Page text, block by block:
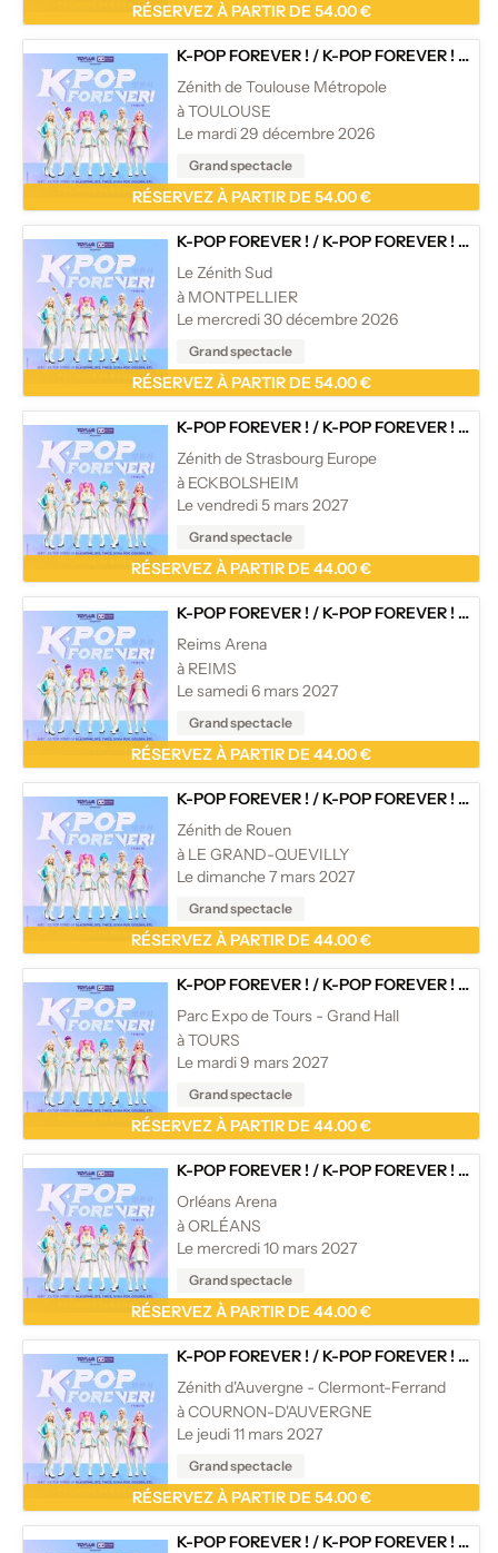
RÉSERVEZ À PARTIR DE 54.00 €
K-POP FOREVER ! /K-POP FOREVER ! - TOURNÉE
Zénith de Toulouse Métropole
à TOULOUSE
Le mardi 29 décembre 2026
Grand spectacle
RÉSERVEZ À PARTIR DE 54.00 €
K-POP FOREVER ! /K-POP FOREVER ! - TOURNÉE
Le Zénith Sud
à MONTPELLIER
Le mercredi 30 décembre 2026
Grand spectacle
RÉSERVEZ À PARTIR DE 54.00 €
K-POP FOREVER ! /K-POP FOREVER ! - TOURNÉE
Zénith de Strasbourg Europe
à ECKBOLSHEIM
Le vendredi 5 mars 2027
Grand spectacle
RÉSERVEZ À PARTIR DE 44.00 €
K-POP FOREVER ! /K-POP FOREVER ! - TOURNÉE
Reims Arena
à REIMS
Le samedi 6 mars 2027
Grand spectacle
RÉSERVEZ À PARTIR DE 44.00 €
K-POP FOREVER ! /K-POP FOREVER ! - TOURNÉE
Zénith de Rouen
à LE GRAND-QUEVILLY
Le dimanche 7 mars 2027
Grand spectacle
RÉSERVEZ À PARTIR DE 44.00 €
K-POP FOREVER ! /K-POP FOREVER ! - TOURNÉE
Parc Expo de Tours - Grand Hall
à TOURS
Le mardi 9 mars 2027
Grand spectacle
RÉSERVEZ À PARTIR DE 44.00 €
K-POP FOREVER ! /K-POP FOREVER ! - TOURNÉE
Orléans Arena
à ORLÉANS
Le mercredi 10 mars 2027
Grand spectacle
RÉSERVEZ À PARTIR DE 44.00 €
K-POP FOREVER ! /K-POP FOREVER ! - TOURNÉE
Zénith d'Auvergne - Clermont-Ferrand
à COURNON-D'AUVERGNE
Le jeudi 11 mars 2027
Grand spectacle
RÉSERVEZ À PARTIR DE 54.00 €
K-POP FOREVER ! /K-POP FOREVER ! - TOURNÉE